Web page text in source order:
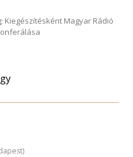
Kiegészítésként Magyar Rádió